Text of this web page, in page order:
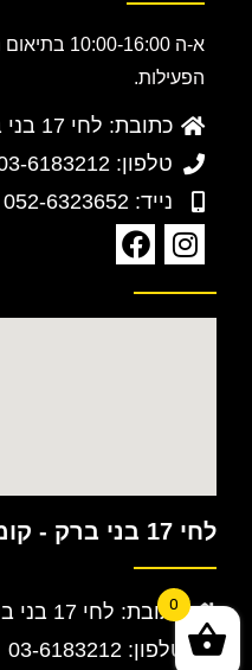
א-ה 10:00-
הפעילות.
כתובת: לחי 17 בני ברק קומה 2 waze
טלפון: 03-6183212
נייד: 052-6323652
לחי 17 בני ברק - קומה 2
כתובת: לחי 17 בני ברק קומה 2
טלפון: 03-6183212
0